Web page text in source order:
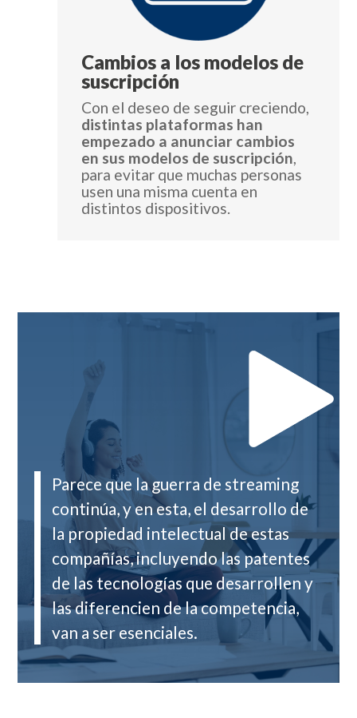
Cambios a los modelos de
suscripción
Con el deseo de seguir creciendo,
distintas plataformas han
empezado a anunciar cambios
en sus modelos de suscripción,
para evitar que muchas personas
usen una misma cuenta en
distintos dispositivos.
Parece que la guerra de streaming
continúa, y en esta, el desarrollo de
la propiedad intelectual de estas
compañías, incluyendo las patentes
de las tecnologías que desarrollen y
las diferencien de la competencia,
van a ser esenciales.